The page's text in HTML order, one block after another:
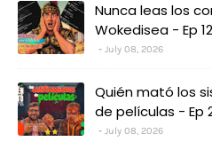
Nunca leas los
Wokedisea - Ep 12
July 08, 2026
Quién mató los
de películas - Ep
July 08, 2026